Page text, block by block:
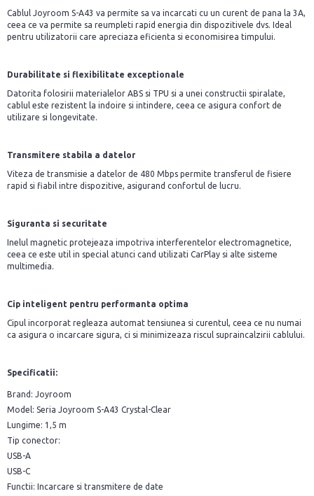
Cablul Joyroom S-A43 va permite sa va incarcati cu un curent de pana la 3A,
ceea ce va permite sa reumpleti rapid energia din dispozitivele dvs. Ideal
pentru utilizatorii care apreciaza eficienta si economisirea timpului.
Durabilitate si flexibilitate exceptionale
Datorita folosirii materialelor ABS si TPU si a unei constructii spiralate,
cablul este rezistent la indoire si intindere, ceea ce asigura confort de
utilizare si longevitate.
Transmitere stabila a datelor
Viteza de transmisie a datelor de 480 Mbps permite transferul de fisiere
rapid si fiabil intre dispozitive, asigurand confortul de lucru.
Siguranta si securitate
Inelul magnetic protejeaza impotriva interferentelor electromagnetice,
ceea ce este util in special atunci cand utilizati CarPlay si alte sisteme
multimedia.
Cip inteligent pentru performanta optima
Cipul incorporat regleaza automat tensiunea si curentul, ceea ce nu numai
ca asigura o incarcare sigura, ci si minimizeaza riscul supraincalzirii cablului.
Specificatii:
Brand: Joyroom
Model: Seria Joyroom S-A43 Crystal-Clear
Lungime: 1,5 m
Tip conector:
USB-A
USB-C
Functii: Incarcare si transmitere de date